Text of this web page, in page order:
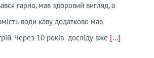
гарно, мав здоровий вигляд, а
води каву додатково мав
Через 10 років досліду вже [...]